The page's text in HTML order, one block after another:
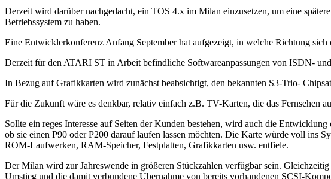
Derzeit wird darüber nachgedacht, ein TOS 4.x im Milan einzusetzen, um eine
Betriebssystem zu haben.
Eine Entwicklerkonferenz Anfang September hat aufgezeigt, in welche Richtung
Derzeit für den ATARI ST in Arbeit befindliche Softwareanpassungen von ISDN-
In Bezug auf Grafikkarten wird zunächst beabsichtigt, den bekannten S3-Trio-
Für die Zukunft wäre es denkbar, relativ einfach z.B. TV-Karten, die das Fernsehen
Sollte ein reges Interesse auf Seiten der Kunden bestehen, wird auch die
ob sie einen P90 oder P200 darauf laufen lassen möchten. Die Karte würde voll ins
ROM-Laufwerken, RAM-Speicher, Festplatten, Grafikkarten usw. entfiele.
Der Milan wird zur Jahreswende in größeren Stückzahlen verfügbar sein.
Umstieg und die damit verbundene Übernahme von bereits vorhandenen SCSI-